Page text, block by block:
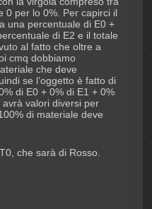
0 per lo 0%. Per capirci il
una percentuale di E0 +
di E2 e il totale
al fatto che oltre a
cmq dobbiamo
che deve
se l’oggetto è fatto di
di E0 + 0% di E1 + 0%
valori diversi per
di materiale deve
che sarà di Rosso.